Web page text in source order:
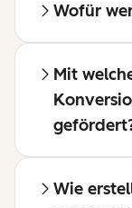
Wofür
Mit
Wie